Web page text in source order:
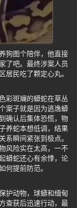
狗图个陪伴，他直接
了吧。最终涉案人员
居民吃了颗定心丸。
彩斑斓的蟒蛇在草丛
案子就是因为逃逸蟒
确认后集体恐慌，物
养蛇本想低调，结果
系瞬间紧张到极点。
风险实在太高，一不
蟒蛇还心有余悸，论
何提前防范。
护动物，球蟒和缅甸
查获后迅速行动，最